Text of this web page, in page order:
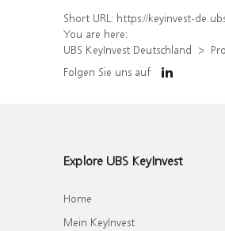
Short URL: https://keyinvest-de.ubs.com/produkt/detail/
You are here:
UBS KeyInvest Deutschland
Folgen Sie uns auf
Explore UBS KeyInvest
Home
Mein KeyInvest